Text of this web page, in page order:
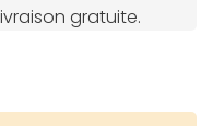
gratuite.